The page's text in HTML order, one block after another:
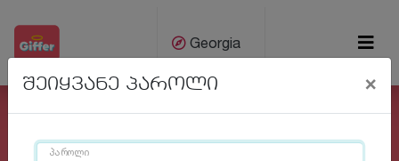
Georgia
შეიყვანე პაროლი ×
პაროლი